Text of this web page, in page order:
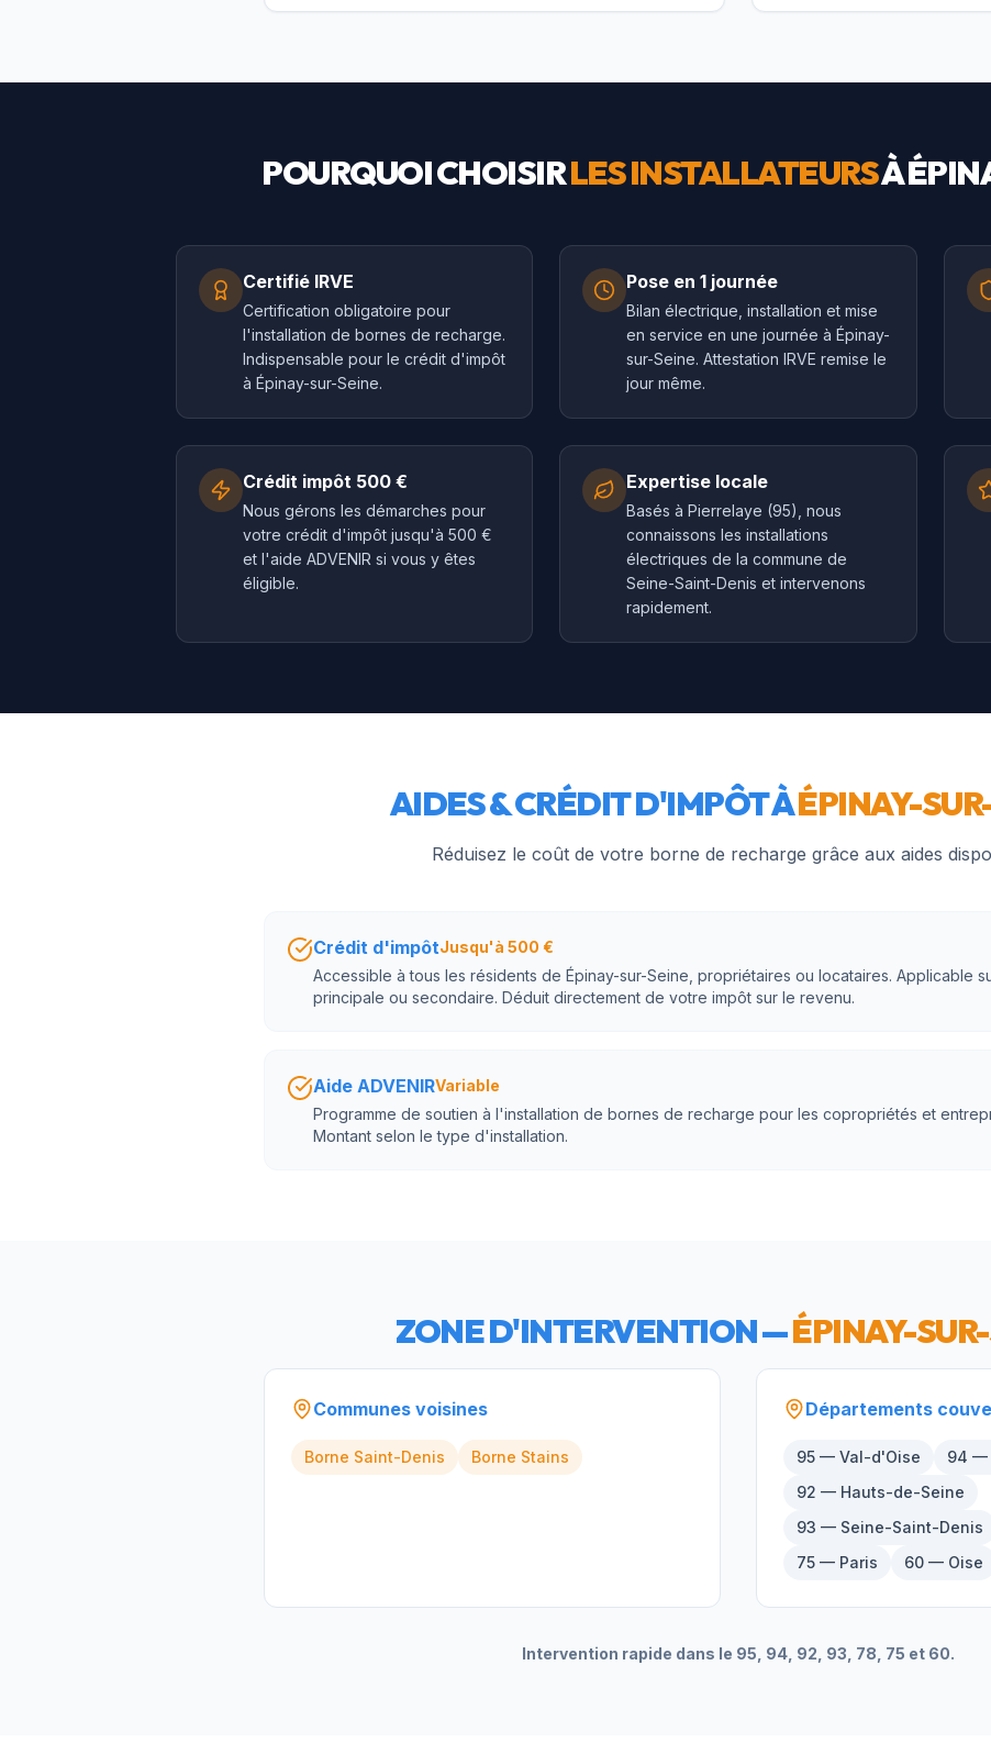
POURQUOI CHOISIRLES INSTALLATEURSÀ
Certifié IRVE
Certification obligatoire pour
l'installation de bornes de recharge.
Indispensable pour le crédit d'impôt
à Épinay-sur-Seine.
Pose en 1 journée
Bilan électrique, installation et mise
en service en une journée à Épinay-
sur-Seine. Attestation IRVE remise le
jour même.
Crédit impôt 500 €
Nous gérons les démarches pour
votre crédit d'impôt jusqu'à 500 €
et l'aide ADVENIR si vous y êtes
éligible.
Expertise locale
Basés à Pierrelaye (95), nous
connaissons les installations
électriques de la commune de
Seine-Saint-Denis et intervenons
rapidement.
AIDES & CRÉDIT D'IMPÔT ÀÉPINAY-
Réduisez le coût de votre borne de recharge grâce aux aides
Crédit d'impôtJusqu'à 500 €
Accessible à tous les résidents de Épinay-sur-Seine, propriétaires ou locataires. Applicable
principale ou secondaire. Déduit directement de votre impôt sur le revenu.
Aide ADVENIRVariable
Programme de soutien à l'installation de bornes de recharge pour les copropriétés et
Montant selon le type d'installation.
ZONE D'INTERVENTION —ÉPINAY-
Communes voisines
Borne Saint-Denis Borne Stains
Départements
95 — Val-d'Oise
94 —
92 — Hauts-de-Seine
93 — Seine-Saint-Denis
75 — Paris
60 — Oise
Intervention rapide dans le 95, 94, 92, 93, 78, 75 et 60.